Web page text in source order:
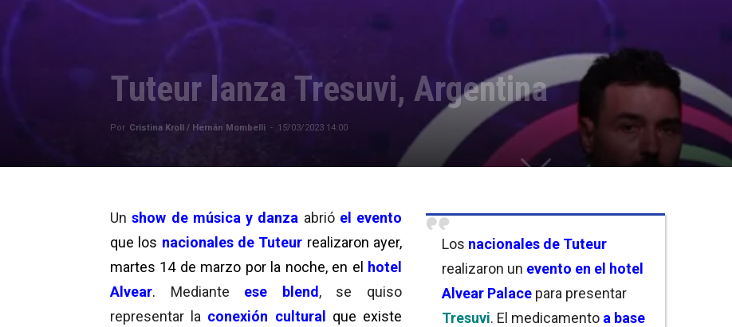
Tuteur lanza Tresuvi, Argentina
Por Cristina Kroll / Hernán Mombelli - 15/03/2023 14:00
Los nacionales de Tuteur
realizaron un evento en el hotel
Alvear Palace para presentar
Tresuvi. El medicamento a base
Un show de música y danza abrió el evento
que los nacionales de Tuteur realizaron ayer,
martes 14 de marzo por la noche, en el hotel
Alvear. Mediante ese blend, se quiso
representar la conexión cultural que existe